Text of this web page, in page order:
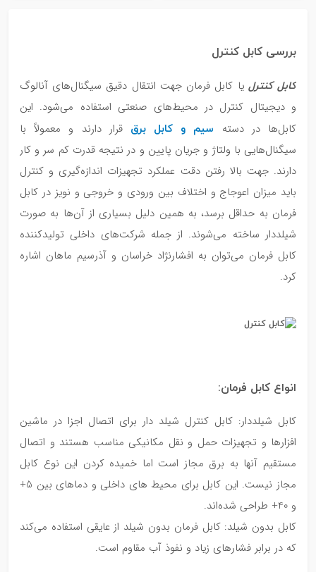
بررسی کابل کنترل
کابل کنترل یا کابل فرمان جهت انتقال دقیق سیگنال‌های آنالوگ
و دیجیتال کنترل در محیط‌های صنعتی استفاده می‌شود. این
کابل‌ها در دسته سیم و کابل برق قرار دارند و معمولاً با
سیگنال‌هایی با ولتاژ و جریان پایین و در نتیجه قدرت کم سر و کار
دارند. جهت بالا رفتن دقت عملکرد تجهیزات اندازه‌گیری و کنترل
باید میزان اعوجاج و اختلاف بین ورودی و خروجی و نویز در کابل
فرمان به حداقل برسد، به همین دلیل بسیاری از آن‌ها به صورت
شیلددار ساخته می‌شوند. از جمله شرکت‌های داخلی تولیدکننده
‌کابل فرمان می‌توان به افشارنژاد خراسان و آذرسیم ماهان اشاره
کرد.
انواع کابل فرمان:
کابل شیلددار: کابل کنترل شیلد دار برای اتصال اجزا در ماشین
افزارها و تجهیزات حمل و نقل مکانیکی مناسب هستند و اتصال
مستقیم آنها به برق مجاز است اما خمیده کردن این نوع کابل
مجاز نیست. این کابل برای محیط های داخلی و دماهای بین 5+
و 40+ طراحی شده‌اند.
کابل بدون شیلد: کابل فرمان بدون شیلد از عایقی استفاده می‌کند
که در برابر فشارهای زیاد و نفوذ آب مقاوم است.